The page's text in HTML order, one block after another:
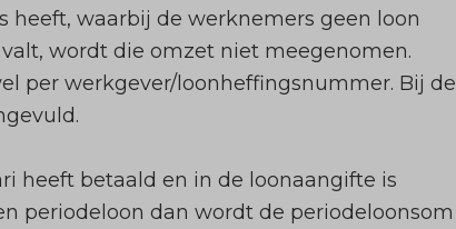
waarbij de werknemers geen loon
wordt die omzet niet meegenomen.
per werkgever/loonheffingsnummer. Bij de
heeft betaald en in de loonaangifte is
periodeloon dan wordt de periodeloonsom